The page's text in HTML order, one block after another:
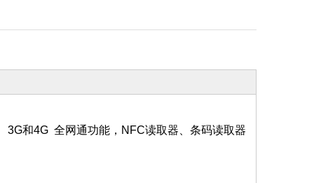
3G和4G 全网通功能，NFC读取器、条码读取器